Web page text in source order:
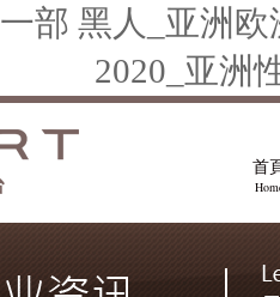
部 黑人_亚洲
2020_亚洲
首